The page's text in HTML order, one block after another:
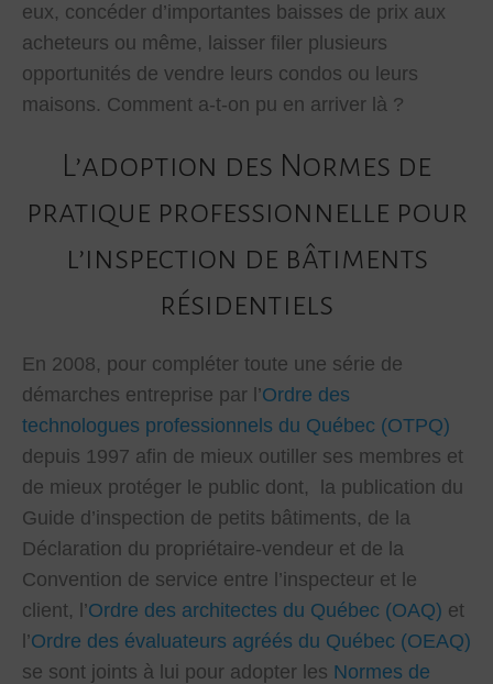
eux, concéder d’importantes baisses de prix aux
acheteurs ou même, laisser filer plusieurs
opportunités de vendre leurs condos ou leurs
maisons. Comment a-t-on pu en arriver là ?
L’adoption des Normes de
pratique professionnelle pour
l’inspection de bâtiments
résidentiels
En 2008, pour compléter toute une série de
démarches entreprise par l’Ordre des
technologues professionnels du Québec (OTPQ)
depuis 1997 afin de mieux outiller ses membres et
de mieux protéger le public dont, la publication du
Guide d’inspection de petits bâtiments, de la
Déclaration du propriétaire-vendeur et de la
Convention de service entre l’inspecteur et le
client, l’Ordre des architectes du Québec (OAQ) et
l’Ordre des évaluateurs agréés du Québec (OEAQ)
se sont joints à lui pour adopter les Normes de